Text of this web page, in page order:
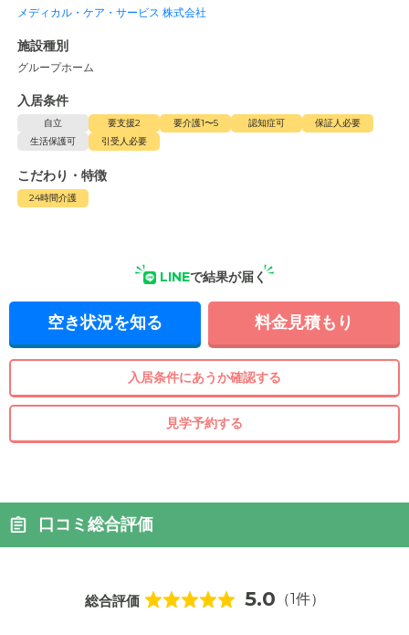
メディカル・ケア・サービス 株式会社
施設種別
グループホーム
入居条件
自立 要支援2 要介護1〜5 認知症可
保証人必要
生活保護可
引受人必要
こだわり・特徴
24時間介護
LINEで結果が届く
空き状況を知る 料金見積もり
入居条件にあうか確認する
見学予約する
口コミ総合評価
総合評価 5.0 （1件）